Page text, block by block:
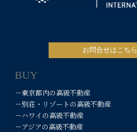
お問合せはこちら
BUY
－東京都内の高級不動産
－別荘・リゾートの高級不動産
－ハワイの高級不動産
－アジアの高級不動産